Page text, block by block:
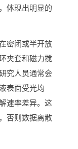
体现出明显的
密闭或半开放
夹套和磁力搅
究人员通常会
表面受光均
速率差异。这
否则数据离散